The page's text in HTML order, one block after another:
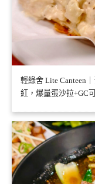
輕綠舍 Lite Canteen
紅，爆量蛋沙拉+GC